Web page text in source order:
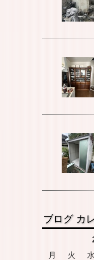
ブログ カ
月 火 水